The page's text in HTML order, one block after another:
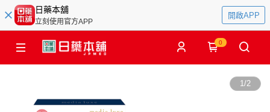
日藥本舖
立刻使用官方APP
開啟APP
0
1/2